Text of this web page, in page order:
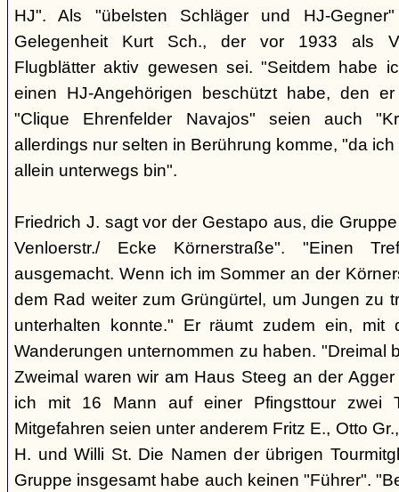
HJ". Als "übelsten Schläger und HJ-
Gelegenheit Kurt Sch., der vor 1933 als
Flugblätter aktiv gewesen sei. "Seitdem habe
einen HJ-Angehörigen beschützt habe, den
"Clique Ehrenfelder Navajos" seien auch
allerdings nur selten in Berührung komme, "da
allein unterwegs bin".
Friedrich J. sagt vor der Gestapo aus, die
Venloerstr./ Ecke Körnerstraße". "Einen
ausgemacht. Wenn ich im Sommer an der
dem Rad weiter zum Grüngürtel, um Jungen zu
unterhalten konnte." Er räumt zudem ein, mit
Wanderungen unternommen zu haben. "Dreimal
Zweimal waren wir am Haus Steeg an der
ich mit 16 Mann auf einer Pfingsttour zwei
Mitgefahren seien unter anderem Fritz E., Otto
H. und Willi St. Die Namen der übrigen
Gruppe insgesamt habe auch keinen "Führer".